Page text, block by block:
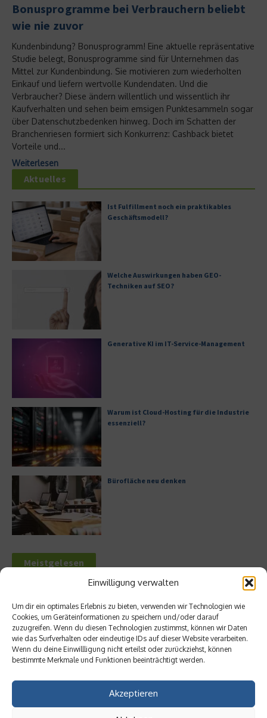
Einwilligung verwalten
Um dir ein optimales Erlebnis zu bieten, verwenden wir Technologien wie
Cookies, um Geräteinformationen zu speichern und/oder darauf
zuzugreifen. Wenn du diesen Technologien zustimmst, können wir Daten
wie das Surfverhalten oder eindeutige IDs auf dieser Website verarbeiten.
Wenn du deine Einwillligung nicht erteilst oder zurückziehst, können
bestimmte Merkmale und Funktionen beeinträchtigt werden.
Akzeptieren
Bonusprogramme bei Verbrauchern beliebt
wie nie zuvor
Kundenbindung? Bonusprogramm! Eine aktuelle repräsentative
Studie belegt, Bonusprogramme sind für Unternehmen das
Mittel zur Kundenbindung. Sie motivieren zum wiederholten
Einkauf und liefern wertvolle Kundendaten. Und die
Verbraucher? Diese ändern willentlich und wissentlich ihr
Kaufverhalten und sehen beim emsigen Punktesammeln sogar
über Datenschutzbedenken hinweg. Doch im Schatten der
Branchenriesen formiert sich Konkurrenz: Cashback bietet
Vorteile und...
Weiterlesen
Aktuelles
Ist Fulfillment noch ein praktikables
Geschäftsmodell?
Welche Auswirkungen haben GEO-
Techniken auf SEO?
Generative KI im IT-Service-Management
Warum ist Cloud-Hosting für die Industrie
essenziell?
Bürofläche neu denken
Meistgelesen
Leitfaden zur Eröffnung eines
Hilton Worldwide: Eine Ikone der globalen